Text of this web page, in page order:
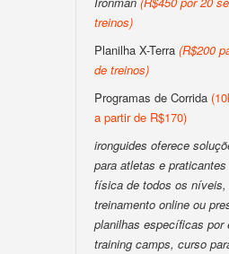
treinos)
Planilha X-Terra (R$200
de treinos)
Programas de Corrida
a partir de R$170)
ironguides oferece
para atletas e
física de todos os
treinamento online ou
planilhas específicas por
training camps, curso